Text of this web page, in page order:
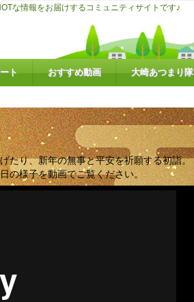
な情報をお届けするコミュニティサイトです♪
ト おすすめ動画 大崎あつまり隊